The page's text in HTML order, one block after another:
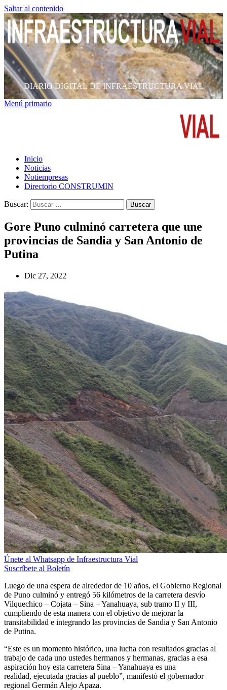
Saltar al contenido
DIARIO DIGITAL DE INFRAESTRUCTURA VIAL
Menú primario
Inicio
Noticias
Notiempresas
Directorio CONSTRUMIN
Buscar:
Gore Puno culminó carretera que une
provincias de Sandia y San Antonio de
Putina
Dic 27, 2022
Únete al Whatsapp de Infraestructura Vial
Suscríbete al Boletín
Luego de una espera de alrededor de 10 años, el Gobierno Regional
de Puno culminó y entregó 56 kilómetros de la carretera desvío
Vilquechico – Cojata – Sina – Yanahuaya, sub tramo II y III,
cumpliendo de esta manera con el objetivo de mejorar la
transitabilidad e integrando las provincias de Sandia y San Antonio
de Putina.
“Este es un momento histórico, una lucha con resultados gracias al
trabajo de cada uno ustedes hermanos y hermanas, gracias a esa
aspiración hoy esta carretera Sina – Yanahuaya es una
realidad, ejecutada gracias al pueblo”, manifestó el gobernador
regional Germán Alejo Apaza.